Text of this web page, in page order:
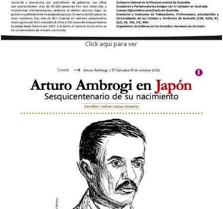
Click aqui para ver